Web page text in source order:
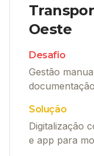
Oeste
Desafio
Gestão
Solução
Digitalização
e app para